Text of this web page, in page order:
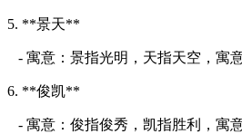
5. **景天**
- 寓意：景指光明，天指天空，寓
6. **俊凯**
- 寓意：俊指俊秀，凯指胜利，寓